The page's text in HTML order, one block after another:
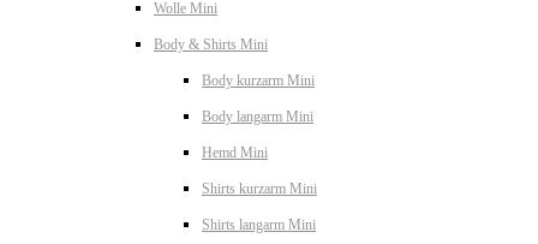
Wolle Mini
Body & Shirts Mini
Body kurzarm Mini
Body langarm Mini
Hemd Mini
Shirts kurzarm Mini
Shirts langarm Mini